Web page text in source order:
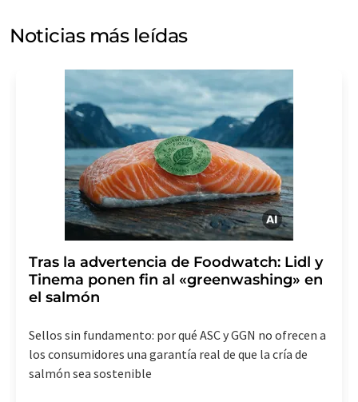
electrónico a efectos publicitarios o de investigación de
mercado y opinión. Puede revocar en todo momento su
de indicar los motivos informando por correo postal a
LUMITOS AG, Ernst-Augustin-Str. 2, 12489 Berlín
(Alemania) o por correo electrónico a
revoke@lumitos.com. Además, en cada correo
electrónico se incluye un enlace para anular la
suscripción al boletín informativo correspondiente.
Noticias más leídas
Tras la advertencia de Foodwatch: Lidl y
Tinema ponen fin al «greenwashing» en
el salmón
Sellos sin fundamento: por qué ASC y GGN no ofrecen a
los consumidores una garantía real de que la cría de
salmón sea sostenible